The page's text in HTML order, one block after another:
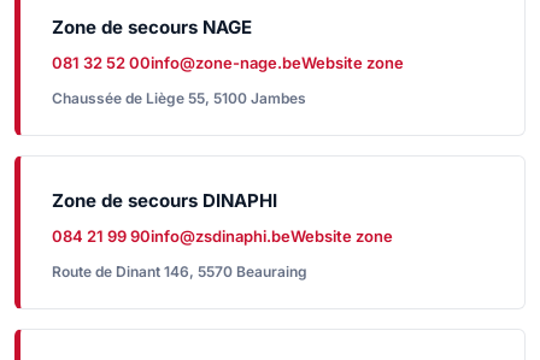
Zone de secours NAGE
081 32 52 00info@zone-nage.beWebsite zone
Chaussée de Liège 55, 5100 Jambes
Zone de secours DINAPHI
084 21 99 90info@zsdinaphi.beWebsite zone
Route de Dinant 146, 5570 Beauraing